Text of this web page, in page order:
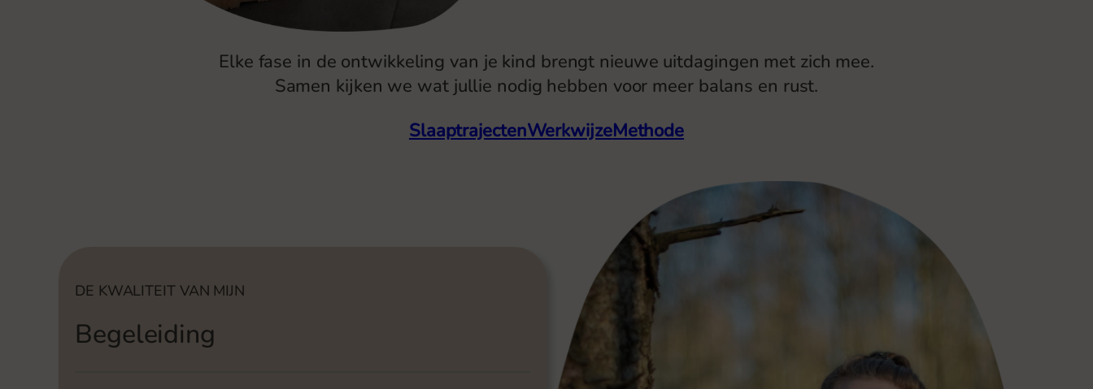
Elke fase in de ontwikkeling van je kind brengt nieuwe uitdagingen met zich mee.
Samen kijken we wat jullie nodig hebben voor meer balans en rust.
SlaaptrajectenWerkwijzeMethode
DE KWALITEIT VAN MIJN
Begeleiding